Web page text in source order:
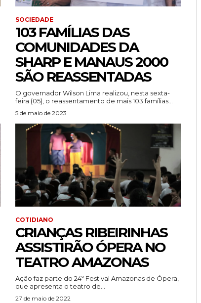
SOCIEDADE
103 FAMÍLIAS DAS
COMUNIDADES DA
SHARP E MANAUS 2000
SÃO REASSENTADAS
O governador Wilson Lima realizou, nesta sexta-
feira (05), o reassentamento de mais 103 famílias...
5 de maio de 2023
COTIDIANO
CRIANÇAS RIBEIRINHAS
ASSISTIRÃO ÓPERA NO
TEATRO AMAZONAS
Ação faz parte do 24º Festival Amazonas de Ópera,
que apresenta o teatro de...
27 de maio de 2022